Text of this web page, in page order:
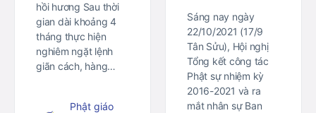
hồi hương Sau thời
gian dài khoảng 4
tháng thực hiện
nghiêm ngặt lệnh
giãn cách, hàng…
Phật giáo
Sáng nay ngày
22/10/2021 (17/9
Tân Sửu), Hội nghị
Tổng kết công tác
Phật sự nhiệm kỳ
2016-2021 và ra
mắt nhân sự Ban